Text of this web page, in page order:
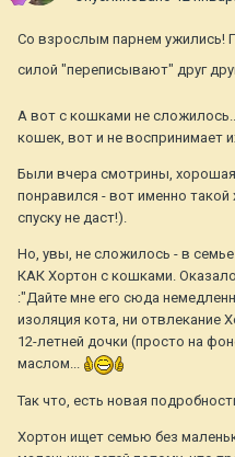
Со взрослым парнем ужились!
силой "переписывают" друг
А вот с кошками не
кошек, вот и не воспринимает
Были вчера смотрины, хорошая
понравился - вот именно
спуску не даст!).
Но, увы, не сложилось - в
КАК Хортон с кошками.
:"Дайте мне его сюда
изоляция кота, ни отвлекание
12-летней дочки (просто на
маслом...
Так что, есть новая
Хортон ищет семью без